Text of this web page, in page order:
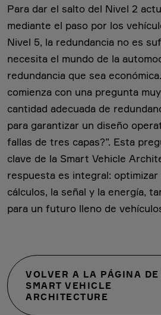
Para dar el salto del Nivel 2
mediante el paso por los
Nivel 5, la redundancia no es
necesita el mundo de la
redundancia que sea
comienza con una pregunta
cantidad adecuada de
para garantizar un diseño
fallas de tres capas?”. Esta
clave de la Smart Vehicle
respuesta es integral:
cálculos, la señal y la energía,
para un futuro lleno de
VOLVER A LA PÁGINA DE
SMART VEHICLE
ARCHITECTURE